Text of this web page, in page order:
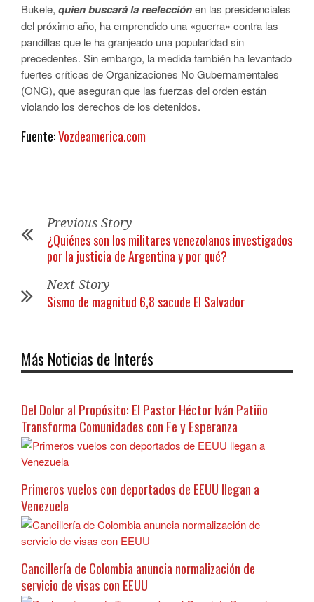
Bukele, quien buscará la reelecciónen las presidenciales
del próximo año, ha emprendido una «guerra» contra las
pandillas que le ha granjeado una popularidad sin
precedentes. Sin embargo, la medida también ha levantado
fuertes críticas de Organizaciones No Gubernamentales
(ONG), que aseguran que las fuerzas del orden están
violando los derechos de los detenidos.
Fuente:Vozdeamerica.com
Previous Story
¿Quiénes son los militares venezolanos investigados
por la justicia de Argentina y por qué?
Next Story
Sismo de magnitud 6,8 sacude El Salvador
Más Noticias de Interés
Del Dolor al Propósito: El Pastor Héctor Iván Patiño
Transforma Comunidades con Fe y Esperanza
Primeros vuelos con deportados de EEUU llegan a
Venezuela
Cancillería de Colombia anuncia normalización de
servicio de visas con EEUU